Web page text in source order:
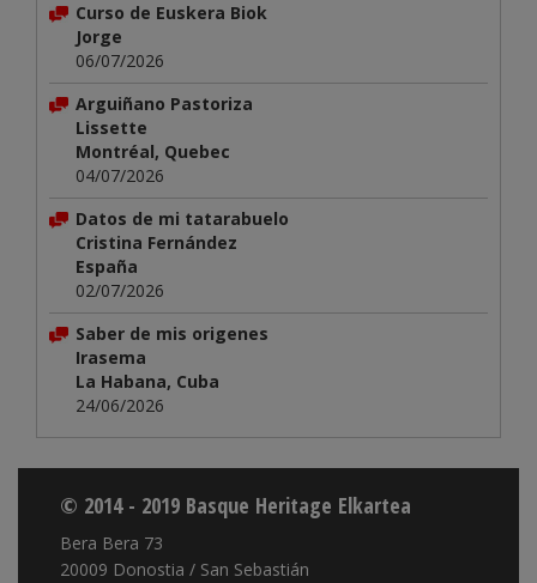
Curso de Euskera Biok
Jorge
06/07/2026
Arguiñano Pastoriza
Lissette
Montréal, Quebec
04/07/2026
Datos de mi tatarabuelo
Cristina Fernández
España
02/07/2026
Saber de mis origenes
Irasema
La Habana, Cuba
24/06/2026
© 2014 - 2019 Basque Heritage Elkartea
Bera Bera 73
20009 Donostia / San Sebastián